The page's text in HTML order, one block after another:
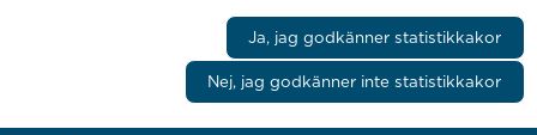
Ja, jag godkänner statistikkakor
Nej, jag godkänner inte statistikkakor